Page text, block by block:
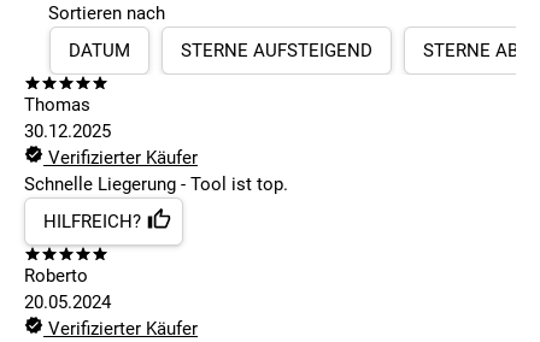
Sortieren nach
DATUM
STERNE AUFSTEIGEND STERNE
Thomas
30.12.2025
Verifizierter Käufer
Schnelle Liegerung - Tool ist top.
HILFREICH?
Roberto
20.05.2024
Verifizierter Käufer